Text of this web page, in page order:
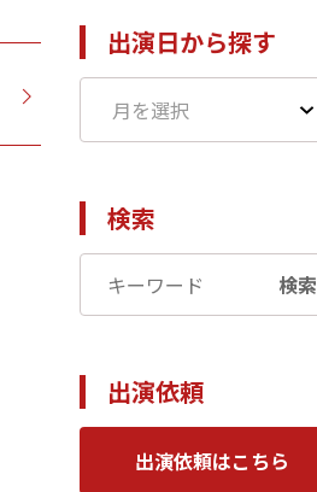
出演日から探す
検索
検索
出演依頼
出演依頼はこちら